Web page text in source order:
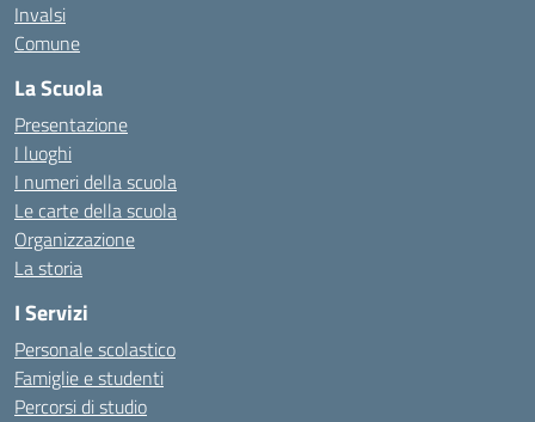
Invalsi
Comune
La Scuola
Presentazione
I luoghi
I numeri della scuola
Le carte della scuola
Organizzazione
La storia
I Servizi
Personale scolastico
Famiglie e studenti
Percorsi di studio